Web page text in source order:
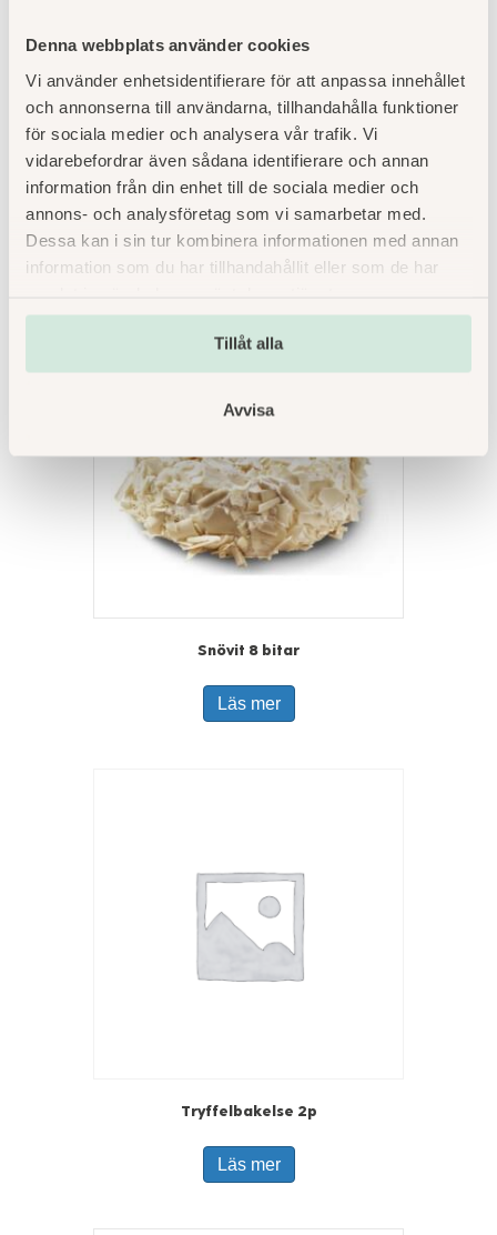
Denna webbplats använder cookies
Vi använder enhetsidentifierare för att anpassa innehållet
och annonserna till användarna, tillhandahålla funktioner
för sociala medier och analysera vår trafik. Vi
vidarebefordrar även sådana identifierare och annan
information från din enhet till de sociala medier och
annons- och analysföretag som vi samarbetar med.
Dessa kan i sin tur kombinera informationen med annan
information som du har tillhandahållit eller som de har
Tillåt alla
Avvisa
Snövit 12 bitar
Läs mer
Snövit 8 bitar
Läs mer
Tryffelbakelse 2p
Läs mer